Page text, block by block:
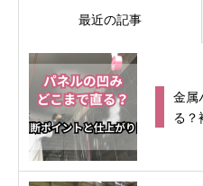
最近の記事
金属
る？